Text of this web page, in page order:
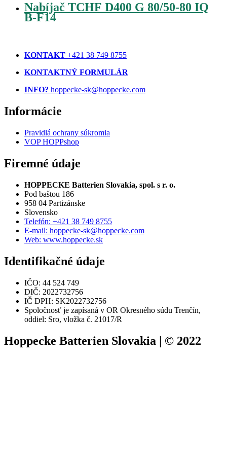
Nabíjač TCHF D400 G 80/50-80 IQ
B-F14
KONTAKT +421 38 749 8755
KONTAKTNÝ FORMULÁR
INFO? hoppecke-sk@hoppecke.com
Informácie
Pravidlá ochrany súkromia
VOP HOPPshop
Firemné údaje
HOPPECKE Batterien Slovakia, spol. s r. o.
Pod baštou 186
958 04 Partizánske
Slovensko
Telefón: +421 38 749 8755
E-mail: hoppecke-sk@hoppecke.com
Web: www.hoppecke.sk
Identifikačné údaje
IČO: 44 524 749
DIČ: 2022732756
IČ DPH: SK2022732756
Spoločnosť je zapísaná v OR Okresného súdu Trenčín,
oddiel: Sro, vložka č. 21017/R
Hoppecke Batterien Slovakia | © 2022